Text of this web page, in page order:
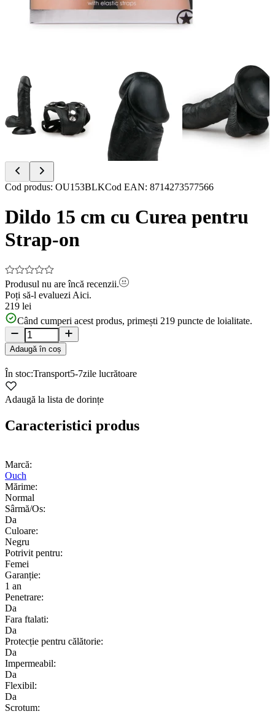
Item
of
Cod produs: OU153BLKCod EAN: 8714273577566
Dildo 15 cm cu Curea pentru
Strap-on
Produsul nu are încă recenzii.
Poți să-l evaluezi Aici.
219 lei
Când cumperi acest produs, primești 219 puncte de loialitate.
Adaugă în coș
În stoc:Transport5-7zile lucrătoare
Adaugă la lista de dorințe
Caracteristici produs
Marcă:
Ouch
Mărime:
Normal
Sârmă/Os:
Da
Culoare:
Negru
Potrivit pentru:
Femei
Garanție:
1 an
Penetrare:
Da
Fara ftalati:
Da
Protecție pentru călătorie:
Da
Impermeabil:
Da
Flexibil:
Da
Scrotum: